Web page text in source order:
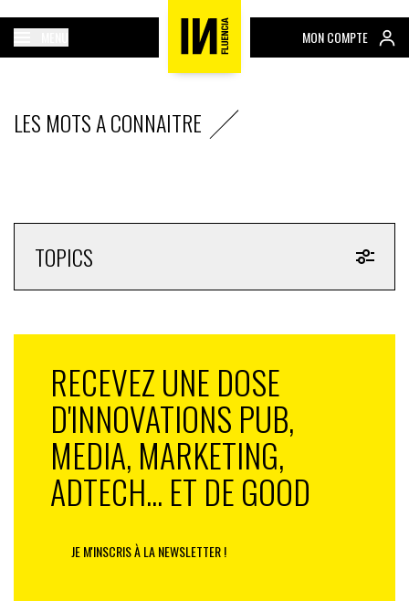
MON COMPTE
LES MOTS A CONNAITRE
TOPICS
RECEVEZ UNE DOSE
D'INNOVATIONS PUB,
MEDIA, MARKETING,
ADTECH... ET DE GOOD
JE M'INSCRIS À LA NEWSLETTER !